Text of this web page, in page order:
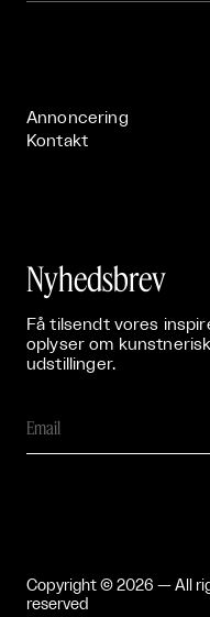
Annoncering
Kontakt
Nyhedsbrev
Få tilsendt vores
oplyser om
udstillinger.
Copyright © 2026 — All
reserved